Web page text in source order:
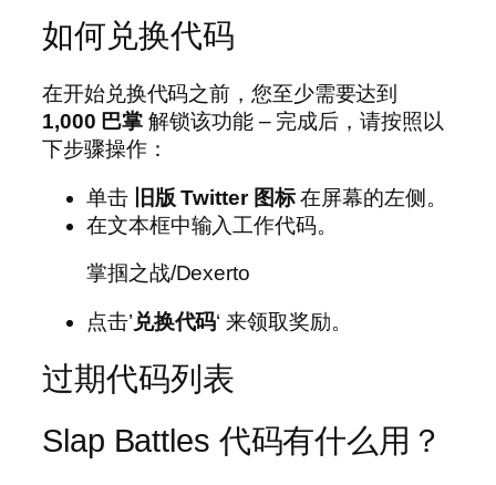
如何兑换代码
在开始兑换代码之前，您至少需要达到
1,000 巴掌 解锁该功能 – 完成后，请按照以
下步骤操作：
单击 旧版 Twitter 图标在屏幕的左侧。
在文本框中输入工作代码。
掌掴之战/Dexerto
点击’ 兑换代码‘ 来领取奖励。
过期代码列表
Slap Battles 代码有什么用？